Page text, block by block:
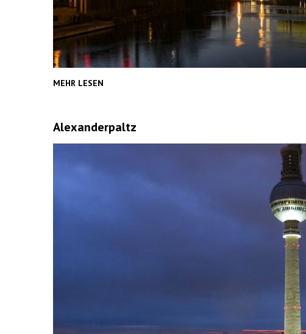
MEHR LESEN
Alexanderpaltz